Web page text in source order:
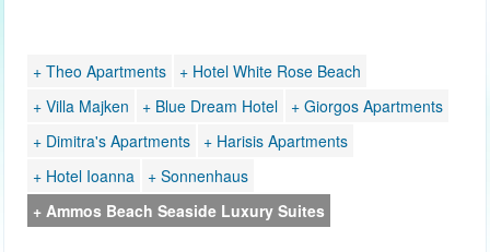
+ Theo Apartments
+ Hotel White Rose Beach
+ Villa Majken
+ Blue Dream Hotel
+ Giorgos Apartments
+ Dimitra's Apartments
+ Harisis Apartments
+ Hotel Ioanna
+ Sonnenhaus
+ Ammos Beach Seaside Luxury Suites